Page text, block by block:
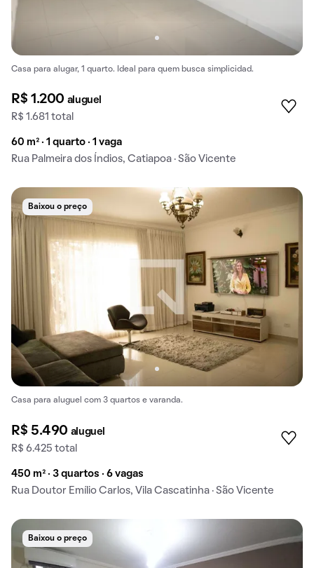
Casa para alugar, 1 quarto. Ideal para quem busca simplicidad.
R$ 1.200 aluguel
R$ 1.681 total
60 m² · 1 quarto · 1 vaga
Rua Palmeira dos Índios, Catiapoa · São Vicente
Baixou o preço
Casa para aluguel com 3 quartos e varanda.
R$ 5.490 aluguel
R$ 6.425 total
450 m² · 3 quartos · 6 vagas
Rua Doutor Emílio Carlos, Vila Cascatinha · São Vicente
Baixou o preço